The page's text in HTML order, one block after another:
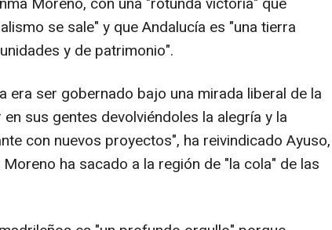
se sale" y que Andalucía es "una tierra
y de patrimonio".
era ser gobernado bajo una mirada liberal de la
sus gentes devolviéndoles la alegría y la
con nuevos proyectos", ha reivindicado Ayuso,
ha sacado a la región de "la cola" de las